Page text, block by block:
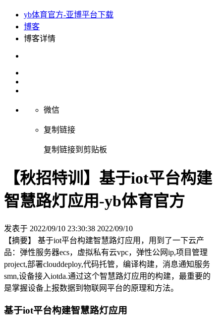
yb体育官方-亚博平台下载
博客
博客详情
微信
复制链接
复制链接到剪贴板
【秋招特训】基于iot平台构建
智慧路灯应用-yb体育官方
发表于 2022/09/10 23:30:38 2022/09/10
【摘要】 基于iot平台构建智慧路灯应用，用到了一下云产
品：弹性服务器ecs，虚拟私有云vpc，弹性公网ip,项目管理
project,部署clouddeploy,代码托管，编译构建，消息通知服务
smn,设备接入iotda.通过这个智慧路灯应用的构建，最重要的
是掌握设备上报数据到物联网平台的原理和方法。
基于iot平台构建智慧路灯应用